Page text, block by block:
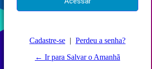
Cadastre-se | Perdeu a senha?
← Ir para Salvar o Amanhã